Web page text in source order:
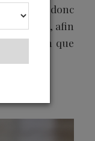
avons donc
afin
que